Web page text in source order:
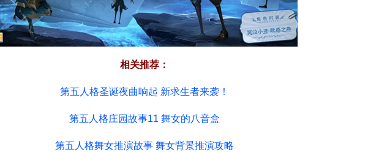
第五人格游戏资 第五人格攻略心
相关推荐：
第五人格圣诞夜曲响起 新求生者来袭！
第五人格庄园故事11 舞女的八音盒
第五人格舞女推演故事 舞女背景推演攻略